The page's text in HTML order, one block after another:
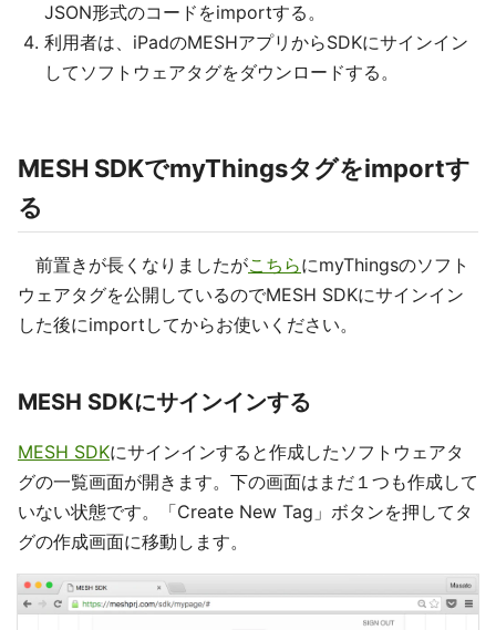
JSON形式のコードをimportする。
利用者は、iPadのMESHアプリからSDKにサインイン
してソフトウェアタグをダウンロードする。
MESH SDKでmyThingsタグをimportす
る
前置きが長くなりましたがこちらにmyThingsのソフト
ウェアタグを公開しているのでMESH SDKにサインイン
した後にimportしてからお使いください。
MESH SDKにサインインする
MESH SDKにサインインすると作成したソフトウェアタ
グの一覧画面が開きます。下の画面はまだ１つも作成して
いない状態です。「Create New Tag」ボタンを押してタ
グの作成画面に移動します。